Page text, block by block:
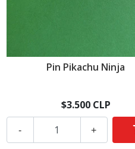
Pin Pikachu Ninja
$3.500 CLP
+
-